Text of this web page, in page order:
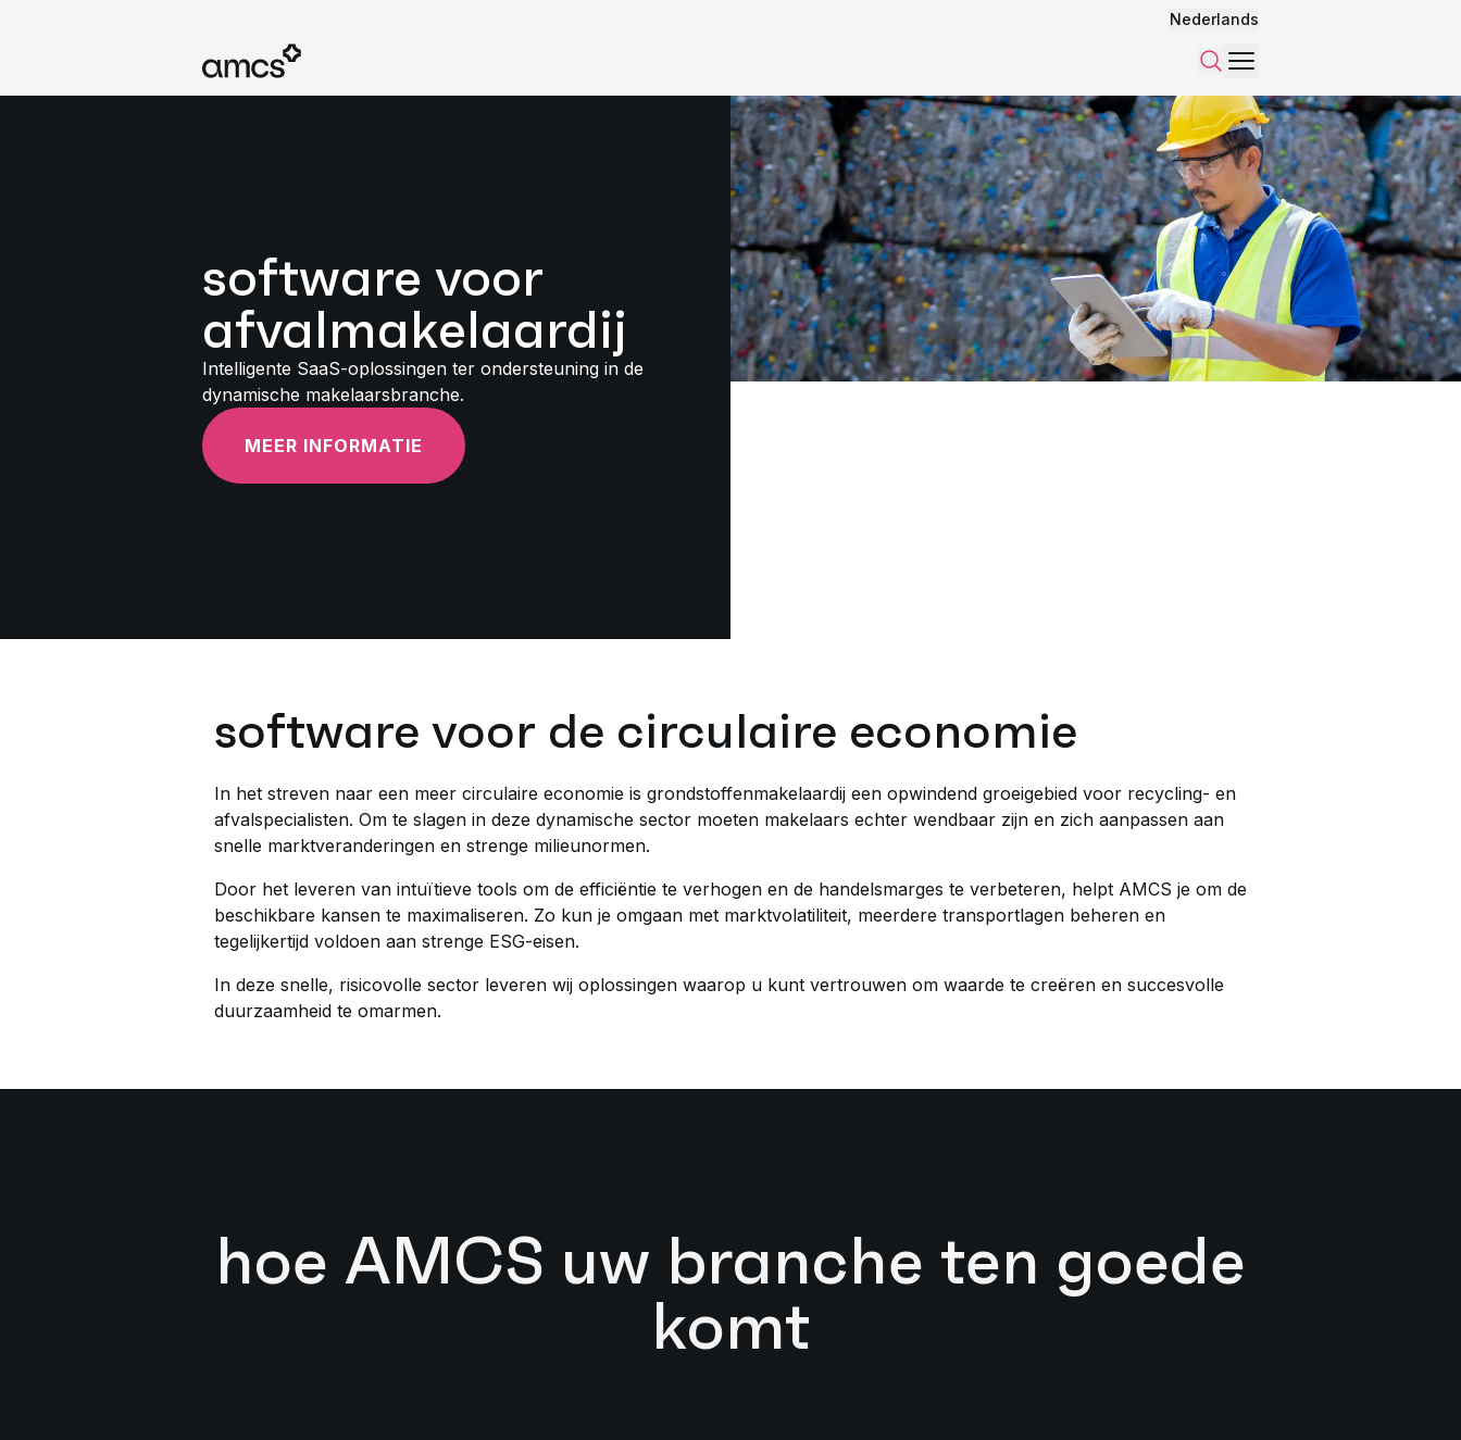
Nederlands
ZoekenMenu
software voor
afvalmakelaardij
Intelligente SaaS-oplossingen ter ondersteuning in de
dynamische makelaarsbranche.
MEER INFORMATIE
software voor de circulaire economie
In het streven naar een meer circulaire economie is grondstoffenmakelaardij een opwindend groeigebied voor recycling- en
afvalspecialisten. Om te slagen in deze dynamische sector moeten makelaars echter wendbaar zijn en zich aanpassen aan
snelle marktveranderingen en strenge milieunormen.
Door het leveren van intuïtieve tools om de efficiëntie te verhogen en de handelsmarges te verbeteren, helpt AMCS je om de
beschikbare kansen te maximaliseren. Zo kun je omgaan met marktvolatiliteit, meerdere transportlagen beheren en
tegelijkertijd voldoen aan strenge ESG-eisen.
In deze snelle, risicovolle sector leveren wij oplossingen waarop u kunt vertrouwen om waarde te creëren en succesvolle
duurzaamheid te omarmen.
hoe AMCS uw branche ten goede
komt